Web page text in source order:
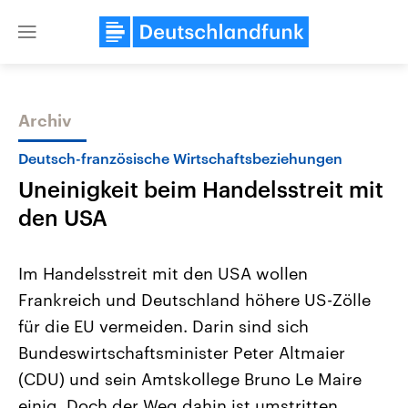
Close
Themen
Landtagswahl Sachsen-Anhalt
2026
Alle Informationen
Sachsen-Anhalt wählt am 6.
September 2026 einen neuen
Landtag. Seit 2021 wird das
Bundesland von einer Koalition aus
USA
Aktuelle Beiträge,
Hintergründe
Wirtschaftlich und
gehören die Vereinigten
den mächtigsten Ländern
mit großem Einfluss auf
Archiv
Deutsch-französische Wirtschaftsbeziehungen
Uneinigkeit beim Handelsstreit mit
den USA
Im Handelsstreit mit den USA wollen
Frankreich und Deutschland höhere US-Zölle
für die EU vermeiden. Darin sind sich
Bundeswirtschaftsminister Peter Altmaier
(CDU) und sein Amtskollege Bruno Le Maire